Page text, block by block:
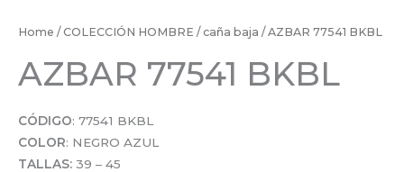
Home /COLECCIÓN HOMBRE /caña baja / AZBAR 77541 BKBL
AZBAR 77541 BKBL
CÓDIGO: 77541 BKBL
COLOR: NEGRO AZUL
TALLAS: 39 – 45